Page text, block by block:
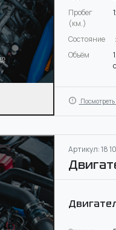
Пробег
(км.)
Состояние
Объём
Артикул: 18